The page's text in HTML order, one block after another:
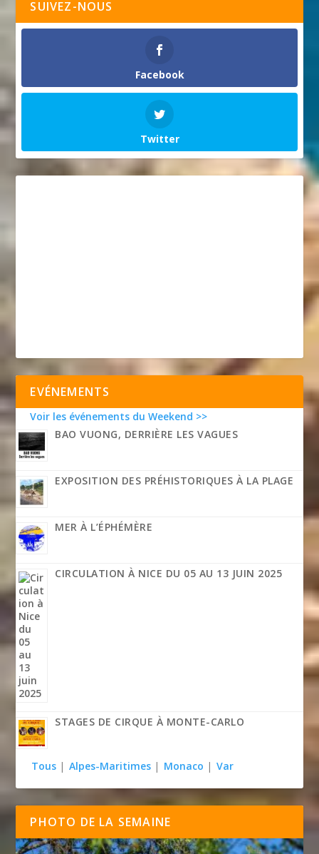
SUIVEZ-NOUS
Facebook
Twitter
EVÉNEMENTS
Voir les événements du Weekend >>
BAO VUONG, DERRIÈRE LES VAGUES
EXPOSITION DES PRÉHISTORIQUES À LA PLAGE
MER À L’ÉPHÉMÈRE
CIRCULATION À NICE DU 05 AU 13 JUIN 2025
STAGES DE CIRQUE À MONTE-CARLO
Tous | Alpes-Maritimes | Monaco | Var
PHOTO DE LA SEMAINE